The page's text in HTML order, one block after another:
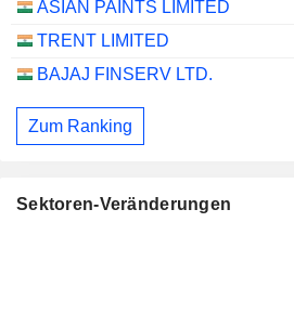
ASIAN PAINTS LIMITED
TRENT LIMITED
BAJAJ FINSERV LTD.
Zum Ranking
Sektoren-Veränderungen